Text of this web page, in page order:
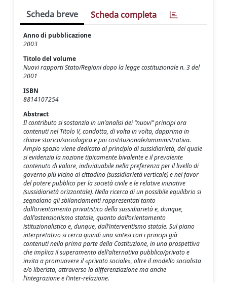
Scheda breve Scheda completa
Anno di pubblicazione
2003
Titolo del volume
Nuovi rapporti Stato/Regioni dopo la legge costituzionale n. 3 del
2001
ISBN
8814107254
Abstract
Il contributo si sostanzia in un’analisi dei “nuovi” principi ora
contenuti nel Titolo V, condotta, di volta in volta, dapprima in
chiave storico/sociologica e poi costituzionale/amministrativa.
Ampio spazio viene dedicato al principio di sussidiarietà, del quale
si evidenzia la nozione tipicamente bivalente e il prevalente
contenuto di valore, individuabile nella preferenza per il livello di
governo più vicino al cittadino (sussidiarietà verticale) e nel favor
del potere pubblico per la società civile e le relative iniziative
(sussidiarietà orizzontale). Nella ricerca di un possibile equilibrio si
segnalano gli sbilanciamenti rappresentati tanto
dall’orientamento privatistico della sussidiarietà e, dunque,
dall’astensionismo statale, quanto dall’orientamento
istituzionalistico e, dunque, dall’interventismo statale. Sul piano
interpretativo si cerca quindi una sintesi con i principi già
contenuti nella prima parte della Costituzione, in una prospettiva
che implica il superamento dell’alternativa pubblico/privato e
invita a promuovere il «privato sociale», oltre il modello socialista
e/o liberista, attraverso la differenziazione ma anche
l’integrazione e l’inter-relazione.